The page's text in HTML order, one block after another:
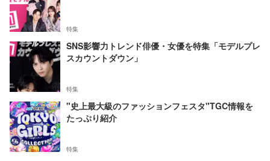
特集
SNS影響力トレンド俳優・女優を特集「モデルプレ
スカウントダウン」
特集
"史上最大級のファッションフェスタ"TGC情報を
たっぷり紹介
特集